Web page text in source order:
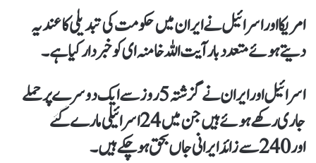
امریکا اور اسرائیل نے ایران میں حکومت کی تبدیلی کا عندیہ
دیتے ہوئے متعدد بار آیت اللہ خامنہ ای کو خبردار کیا ہے۔
اسرائیل اور ایران نے گزشتہ 5 روز سے ایک دوسرے پر حملے
جاری رکھے ہوئے ہیں جن میں 24 اسرائیلی مارے گئے
اور 240 سے زائد ایرانی جاں بحق ہوچکے ہیں۔